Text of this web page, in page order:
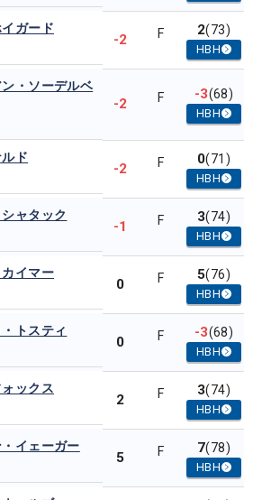
ガード
-2 F 2(73)
HBH
・ソーデルベ
-2 F -3(68)
HBH
ド
-2 F 0(71)
HBH
ャタック
-1 F 3(74)
HBH
イマー
0 F 5(76)
HBH
トスティ
0 F -3(68)
HBH
ックス
2 F 3(74)
HBH
イェーガー
5 F 7(78)
HBH